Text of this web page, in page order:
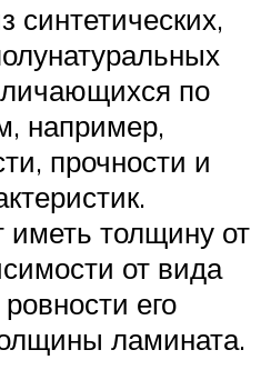
синтетических,
по
например,
прочности и
толщину от
от вида
его
ламината.